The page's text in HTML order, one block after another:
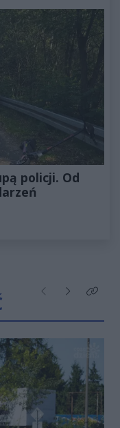
policji. Od
Poprzednie
NastępneKliknij